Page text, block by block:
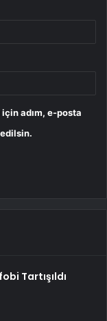
adım, e-posta
Tartışıldı